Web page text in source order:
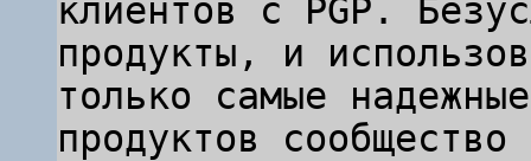
клиентов с PGP.
продукты, и
только самые
продуктов сообщество